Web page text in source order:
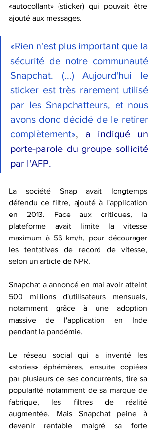
«autocollant» (sticker) qui pouvait être
ajouté aux messages.
«Rien n'est plus important que la
sécurité de notre communauté
Snapchat. (...) Aujourd'hui le
sticker est très rarement utilisé
par les Snapchatteurs, et nous
avons donc décidé de le retirer
complètement», a indiqué un
porte-parole du groupe sollicité
par l'AFP.
La société Snap avait longtemps
défendu ce filtre, ajouté à l'application
en 2013. Face aux critiques, la
plateforme avait limité la vitesse
maximum à 56 km/h, pour décourager
les tentatives de record de vitesse,
selon un article de NPR.
Snapchat a annoncé en mai avoir atteint
500 millions d'utilisateurs mensuels,
notamment grâce à une adoption
massive de l'application en Inde
pendant la pandémie.
Le réseau social qui a inventé les
«stories» éphémères, ensuite copiées
par plusieurs de ses concurrents, tire sa
popularité notamment de sa marque de
fabrique, les filtres de réalité
augmentée. Mais Snapchat peine à
devenir rentable malgré sa forte